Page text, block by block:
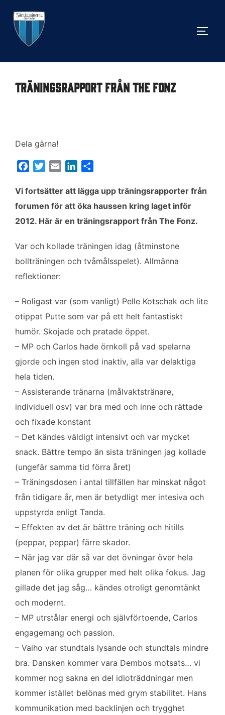
innehåll
Träningsrapport från The Fonz
Dela gärna!
c
e
o
k
i
t
e
a
i
n
k
d
n
l
a
Vi fortsätter att lägga upp träningsrapporter från
forumen för att öka haussen kring laget inför
2012. Här är en träningsrapport från The Fonz.
Var och kollade träningen idag (åtminstone
bollträningen och tvåmålsspelet). Allmänna
reflektioner:
– Roligast var (som vanligt) Pelle Kotschak och lite
otippat Putte som var på ett helt fantastiskt
humör. Skojade och pratade öppet.
– MP och Carlos hade örnkoll på vad spelarna
gjorde och ingen stod inaktiv, alla var delaktiga
hela tiden.
– Assisterande tränarna (målvaktstränare,
individuell osv) var bra med och inne och rättade
och fixade konstant
– Det kändes väldigt intensivt och var mycket
snack. Bättre tempo än sista träningen jag kollade
(ungefär samma tid förra året)
– Träningsdosen i antal tillfällen har minskat något
från tidigare år, men är betydligt mer intesiva och
uppstyrda enligt Tanda.
– Effekten av det är bättre träning och hitills
(peppar, peppar) färre skador.
– När jag var där så var det övningar över hela
planen för olika grupper med helt olika fokus. Jag
gillade det jag såg… kändes otroligt genomtänkt
och modernt.
– MP utrstålar energi och självförtoende, Carlos
engagemang och passion.
– Vaiho var stundtals lysande och stundtals mindre
bra. Dansken kommer vara Dembos motsats… vi
kommer nog sakna en del idioträddningar men
kommer istället belönas med grym stabilitet. Hans
kommunikation med backlinjen och trygghet